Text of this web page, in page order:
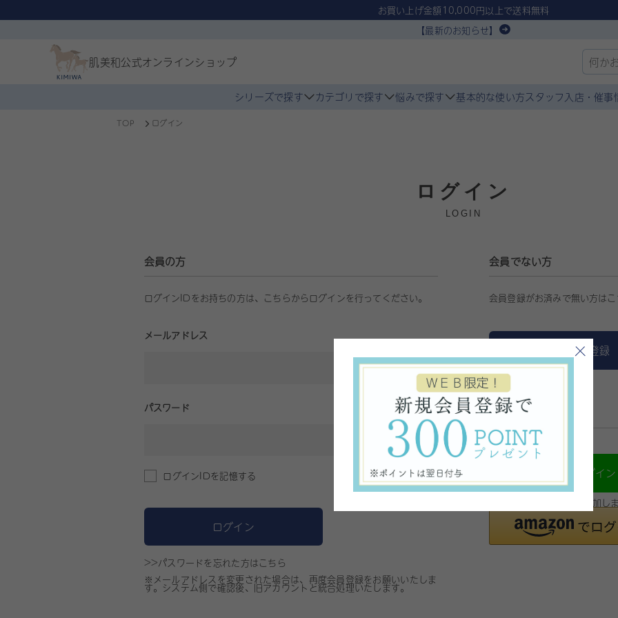
お買い上げ金額10,000円以上で送料無料
【最新のお知らせ】
肌美和公式オンラインショップ
シリーズで探す カテゴリで探す 悩みで探す 基本的な使い方スタッフ入店・催事
TOP ログイン
ログイン
LOGIN
会員の方
ログインIDをお持ちの方は、こちらからログインを行ってください。
メールアドレス
パスワード
ログインIDを記憶する
ログイン
>>パスワードを忘れた方はこちら
※メールアドレスを変更された場合は、再度会員登録をお願いいたしま
す。システム側で確認後、旧アカウントと統合処理いたします。
会員でない方
会員登録がお済みで無い方は
新規会員登録
ソーシャルログイン
LINEでログイン
※LINE連携時に友だち追加し